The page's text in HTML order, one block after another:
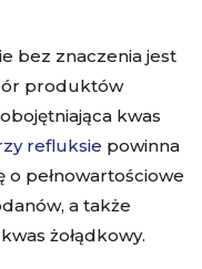
bez znaczenia jest
produktów
kwas
refluksie powinna
o pełnowartościowe
a także
żołądkowy.